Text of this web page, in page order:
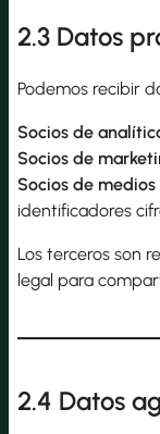
2.3 Datos
Podemos recibir
Socios de
Socios de
Socios de
identificadores
Los terceros son
legal para
2.4 Datos